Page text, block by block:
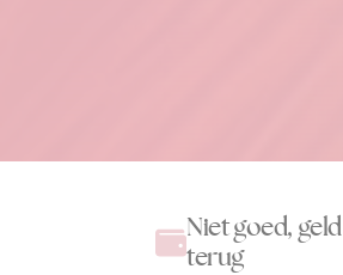
Niet goed, geld
terug